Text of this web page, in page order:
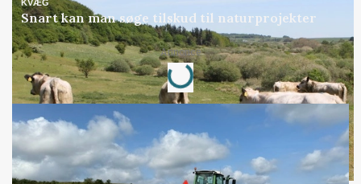
KVÆG
Snart kan man søge tilskud til naturprojekter
Annonce
Loading...